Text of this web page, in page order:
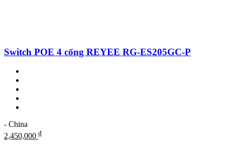
Switch POE 4 cổng REYEE RG-ES205GC-P
- China
2,450,000 ₫